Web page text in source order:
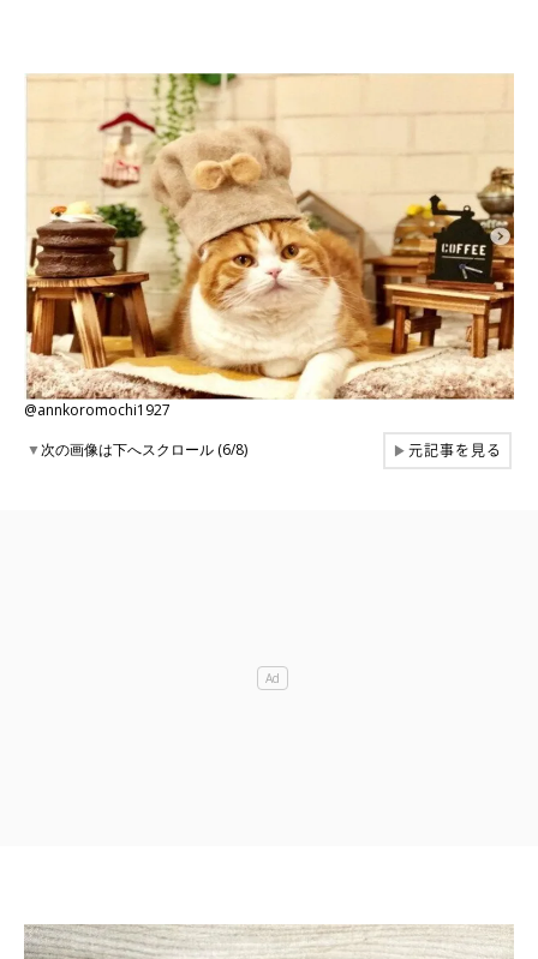
@annkoromochi1927
▼次の画像は下へスクロール (6/8) ▶元記事を見る